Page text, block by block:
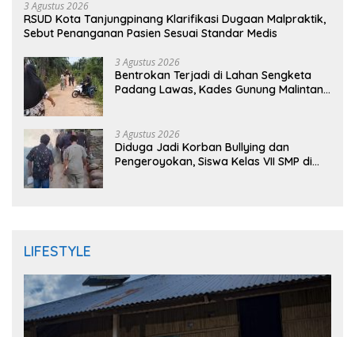
3 Agustus 2026
RSUD Kota Tanjungpinang Klarifikasi Dugaan Malpraktik,
Sebut Penanganan Pasien Sesuai Standar Medis
3 Agustus 2026
Bentrokan Terjadi di Lahan Sengketa
Padang Lawas, Kades Gunung Malintang
3 Agustus 2026
Diduga Jadi Korban Bullying dan
Pengeroyokan, Siswa Kelas VII SMP di
LIFESTYLE